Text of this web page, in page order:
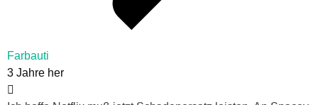
Farbauti
3 Jahre her